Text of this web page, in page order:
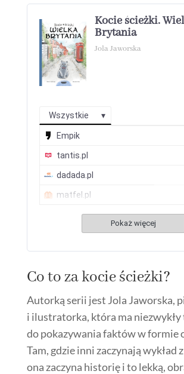
Kocie ścieżki.
Brytania
Jola Jaworska
Wszystkie
Empik
tantis.pl
dadada.pl
matfel.pl
Pokaż więcej
Co to za kocie ścieżki?
Autorką serii jest Jola Jaworska,
i ilustratorka, która ma
do pokazywania faktów w formie
Tam, gdzie inni zaczynają wykład
ona zaczyna historię i to lekką,